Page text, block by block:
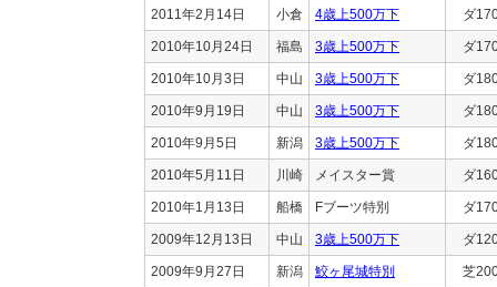
2011年2月14日 小倉 4歳上500万下 ダ
2010年10月24日 福島 3歳上500万下 ダ
2010年10月3日 中山 3歳上500万下 ダ
2010年9月19日 中山 3歳上500万下 ダ
2010年9月5日 新潟 3歳上500万下 ダ
2010年5月11日 川崎 メイスター賞 ダ
2010年1月13日 船橋 Fブーツ特別 ダ
2009年12月13日 中山 3歳上500万下 ダ
2009年9月27日 新潟 鮫ヶ尾城特別 芝